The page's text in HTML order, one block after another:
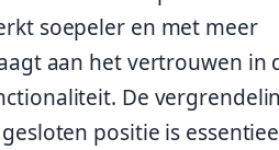
soepeler en met meer
aan het vertrouwen in
De
positie is